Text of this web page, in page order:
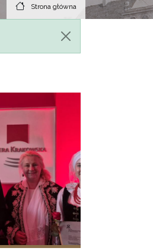
Strona główna